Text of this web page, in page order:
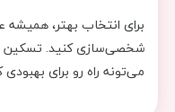
برای انتخاب بهتر، همیشه
شخصی‌سازی کنید. تسکین
می‌تونه راه رو برای بهبودی